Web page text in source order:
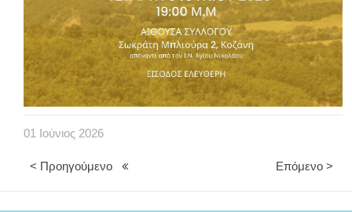
01 Ιούνιος 2026
< Προηγούμενο Επόμενο >